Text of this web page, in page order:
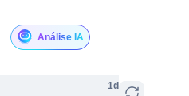
Análise IA
1d